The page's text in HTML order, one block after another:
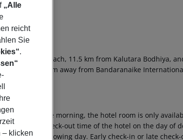
Wadduwa Beach, 11.5 km from Kalutara Bodhiya,
away, and 76 km away from Bandaranaike
04:00 in the morning, the hotel room is only
The official check-out time of the hotel on the day of
on the following day. Early check-in or late
„Alle
reicht
Sie
.
– klicken